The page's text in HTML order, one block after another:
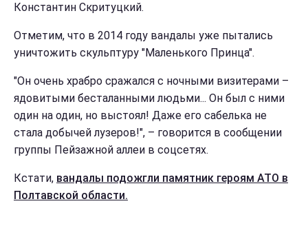
Константин Скритуцкий.
Отметим, что в 2014 году вандалы уже пытались
уничтожить скульптуру "Маленького Принца".
"Он очень храбро сражался с ночными визитерами –
ядовитыми бесталанными людьми... Он был с ними
один на один, но выстоял! Даже его сабелька не
стала добычей лузеров!", – говорится в сообщении
группы Пейзажной аллеи в соцсетях.
Кстати, вандалы подожгли памятник героям АТО в
Полтавской области.